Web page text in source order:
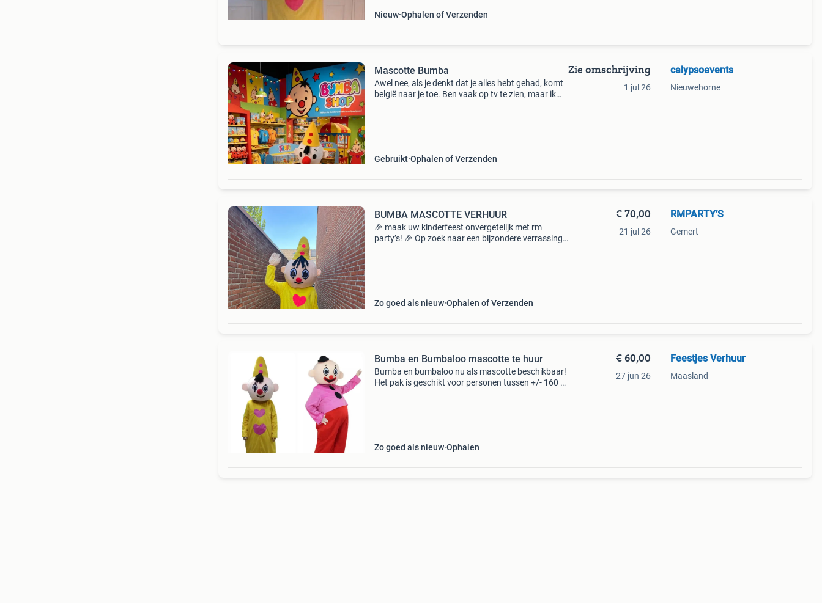
Nieuw Ophalen of Verzenden
Mascotte Bumba
Awel nee, als je denkt dat je alles hebt gehad, komt
belgië naar je toe. Ben vaak op tv te zien, maar ik
Gebruikt Ophalen of Verzenden
Zie omschrijving
1 jul 26
calypsoevents
Nieuwehorne
BUMBA MASCOTTE VERHUUR
🎉 maak uw kinderfeest onvergetelijk met rm
party’s! 🎉 Op zoek naar een bijzondere verrassing
Zo goed als nieuw Ophalen of Verzenden
€ 70,00
21 jul 26
RMPARTY’S
Gemert
Bumba en Bumbaloo mascotte te huur
Bumba en bumbaloo nu als mascotte beschikbaar!
Het pak is geschikt voor personen tussen +/- 160 a
Zo goed als nieuw Ophalen
€ 60,00
27 jun 26
Feestjes Verhuur
Maasland